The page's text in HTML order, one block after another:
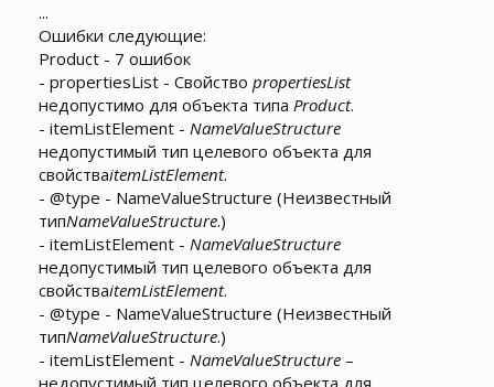
...
Ошибки следующие:
Product - 7 ошибок
- propertiesList - Свойство propertiesList
недопустимо для объекта типа Product.
- itemListElement - NameValueStructure
недопустимый тип целевого объекта для
свойстваitemListElement.
- @type - NameValueStructure (Неизвестный
типNameValueStructure.)
- itemListElement - NameValueStructure
недопустимый тип целевого объекта для
свойстваitemListElement.
- @type - NameValueStructure (Неизвестный
типNameValueStructure.)
- itemListElement - NameValueStructure –
недопустимый тип целевого объекта для